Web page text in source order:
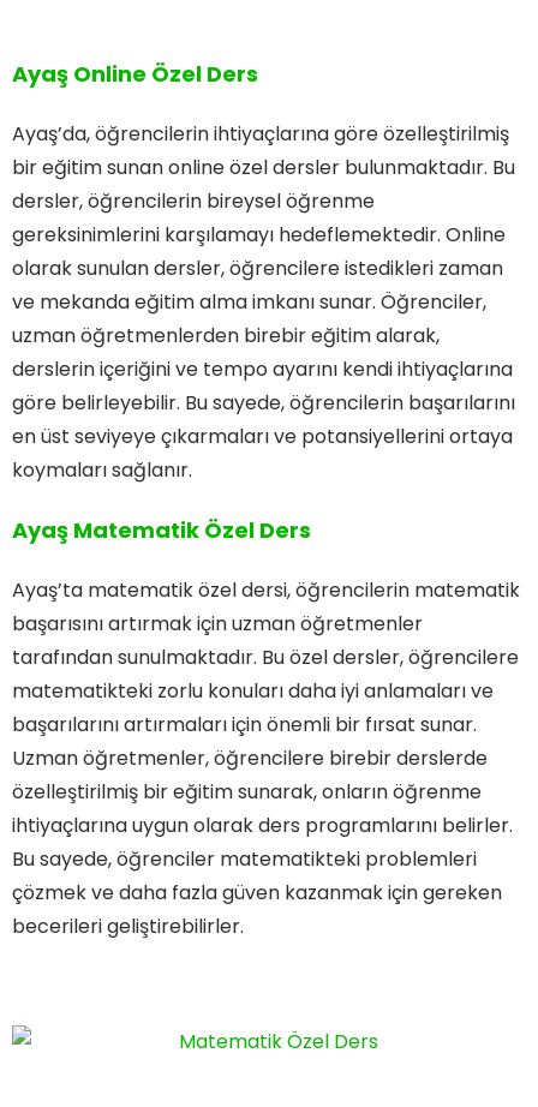
Ayaş Online Özel Ders
Ayaş’da, öğrencilerin ihtiyaçlarına göre özelleştirilmiş
bir eğitim sunan online özel dersler bulunmaktadır. Bu
dersler, öğrencilerin bireysel öğrenme
gereksinimlerini karşılamayı hedeflemektedir. Online
olarak sunulan dersler, öğrencilere istedikleri zaman
ve mekanda eğitim alma imkanı sunar. Öğrenciler,
uzman öğretmenlerden birebir eğitim alarak,
derslerin içeriğini ve tempo ayarını kendi ihtiyaçlarına
göre belirleyebilir. Bu sayede, öğrencilerin başarılarını
en üst seviyeye çıkarmaları ve potansiyellerini ortaya
koymaları sağlanır.
Ayaş Matematik Özel Ders
Ayaş’ta matematik özel dersi, öğrencilerin matematik
başarısını artırmak için uzman öğretmenler
tarafından sunulmaktadır. Bu özel dersler, öğrencilere
matematikteki zorlu konuları daha iyi anlamaları ve
başarılarını artırmaları için önemli bir fırsat sunar.
Uzman öğretmenler, öğrencilere birebir derslerde
özelleştirilmiş bir eğitim sunarak, onların öğrenme
ihtiyaçlarına uygun olarak ders programlarını belirler.
Bu sayede, öğrenciler matematikteki problemleri
çözmek ve daha fazla güven kazanmak için gereken
becerileri geliştirebilirler.